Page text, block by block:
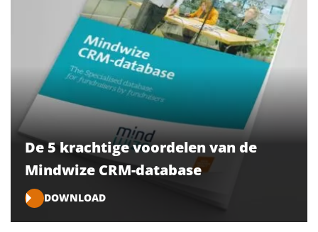
De 5 krachtige voordelen van de
Mindwize CRM-database
DOWNLOAD